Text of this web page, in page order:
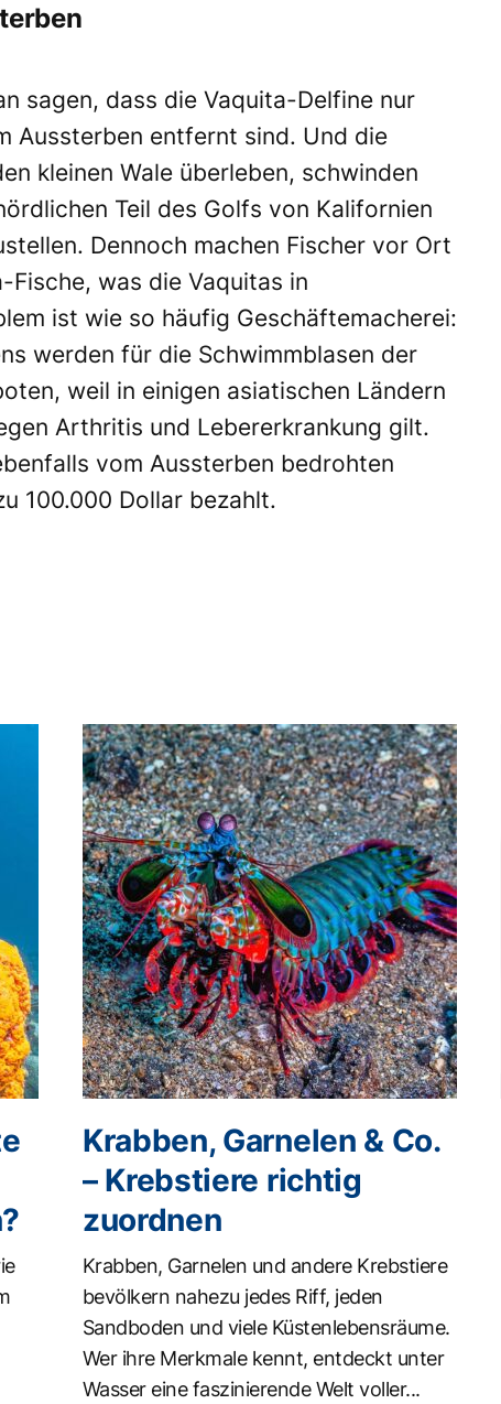
sagen, dass die Vaquita-Delfine nur
Aussterben entfernt sind. Und die
kleinen Wale überleben, schwinden
Teil des Golfs von Kalifornien
Dennoch machen Fischer vor Ort
was die Vaquitas in
ist wie so häufig Geschäftemacherei:
werden für die Schwimmblasen der
weil in einigen asiatischen Ländern
Arthritis und Lebererkrankung gilt.
vom Aussterben bedrohten
100.000 Dollar bezahlt.
Krabben, Garnelen & Co.
– Krebstiere richtig
zuordnen
Krabben, Garnelen und andere Krebstiere
bevölkern nahezu jedes Riff, jeden
Sandboden und viele Küstenlebensräume.
Wer ihre Merkmale kennt, entdeckt unter
Wasser eine faszinierende Welt voller...